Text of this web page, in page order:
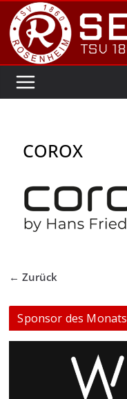
Zum
Inhalt
springen
COROX
← Zurück
Sponsor des Monats